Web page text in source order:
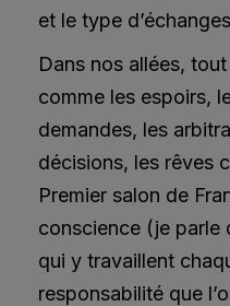
et le type
Dans nos allées,
comme les espoirs,
demandes, les
décisions, les rêves
Premier salon de
conscience (je parle
qui y travaillent
responsabilité que